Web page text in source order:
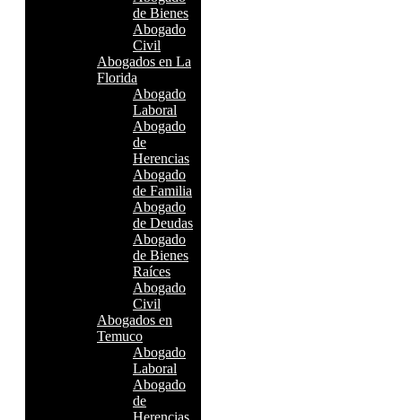
de Bienes
Abogado
Civil
Abogados en La
Florida
Abogado
Laboral
Abogado
de
Herencias
Abogado
de Familia
Abogado
de Deudas
Abogado
de Bienes
Raíces
Abogado
Civil
Abogados en
Temuco
Abogado
Laboral
Abogado
de
Herencias